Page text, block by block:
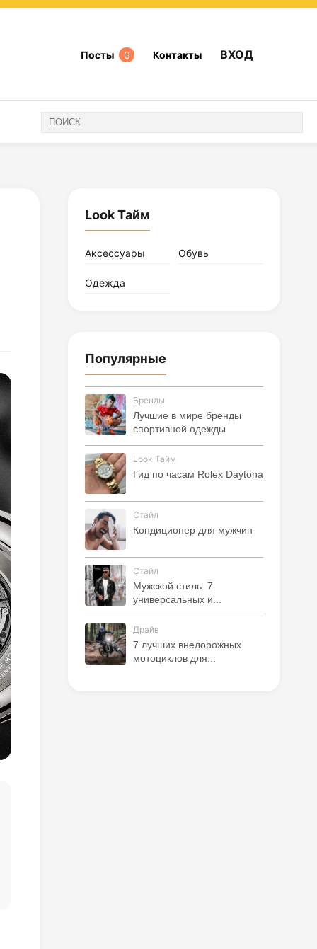
Посты 0 Контакты ВХОД
Look Тайм
Аксессуары Обувь
Одежда
Популярные
Бренды
Лучшие в мире бренды
спортивной одежды
Look Тайм
Гид по часам Rolex Daytona
Стайл
Кондиционер для мужчин
Стайл
Мужской стиль: 7
универсальных и...
Драйв
7 лучших внедорожных
мотоциклов для...